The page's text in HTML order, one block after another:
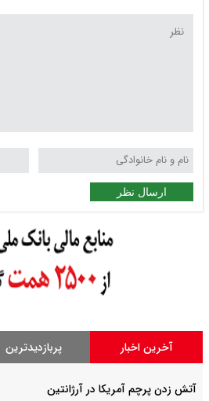
ارسال نظر
آخرین اخبار پربازدیدترین
آتش زدن پرچم آمریکا در آرژانتین